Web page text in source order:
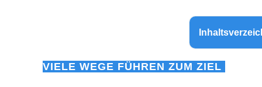
VIELE WEGE FÜHREN ZUM ZIEL